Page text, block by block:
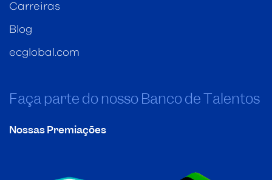
Carreiras
Blog
ecglobal.com
Faça parte do nosso Banco de Talentos
Nossas Premiações